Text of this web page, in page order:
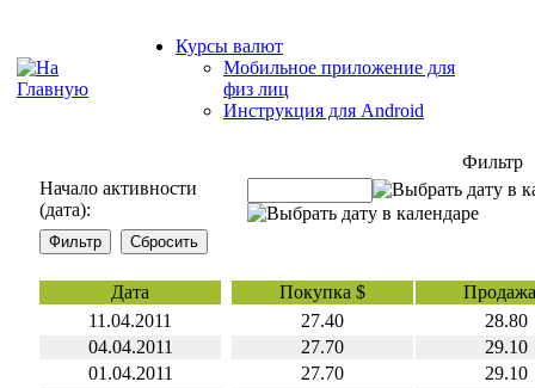
Курсы валют
Мобильное приложение для
физ лиц
Инструкция для Android
Фильтр
Начало активности
(дата):
Дата Покупка $
11.04.2011
27.40
28.80
04.04.2011
27.70
29.10
01.04.2011
27.70
29.10